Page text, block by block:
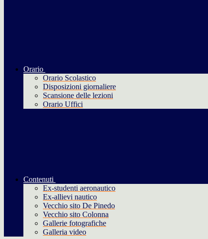
Orario
Orario Scolastico
Disposizioni giornaliere
Scansione delle lezioni
Orario Uffici
Contenuti
Ex-studenti aeronautico
Ex-allievi nautico
Vecchio sito De Pinedo
Vecchio sito Colonna
Gallerie fotografiche
Galleria video